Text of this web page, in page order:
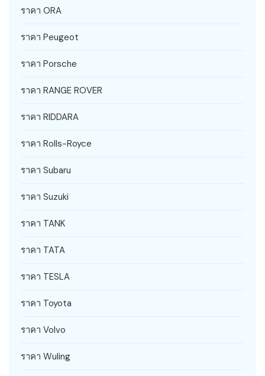
ราคา ORA
ราคา Peugeot
ราคา Porsche
ราคา RANGE ROVER
ราคา RIDDARA
ราคา Rolls-Royce
ราคา Subaru
ราคา Suzuki
ราคา TANK
ราคา TATA
ราคา TESLA
ราคา Toyota
ราคา Volvo
ราคา Wuling